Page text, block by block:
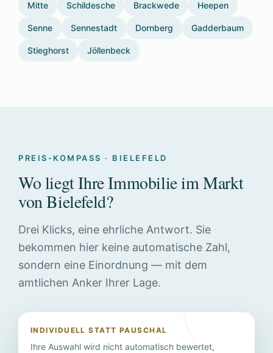
Mitte Schildesche Brackwede Heepen
Senne Sennestadt Dornberg Gadderbaum
Stieghorst Jöllenbeck
PREIS-KOMPASS · BIELEFELD
Wo liegt Ihre Immobilie im Markt
von Bielefeld?
Drei Klicks, eine ehrliche Antwort. Sie
bekommen hier keine automatische Zahl,
sondern eine Einordnung — mit dem
amtlichen Anker Ihrer Lage.
INDIVIDUELL STATT PAUSCHAL
Ihre Auswahl wird nicht automatisch bewertet,